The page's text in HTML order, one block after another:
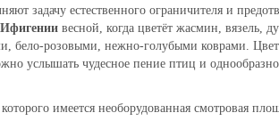
задачу естественного ограничителя и
Ифигении весной, когда цветёт жасмин, вязель,
бело-розовыми, нежно-голубыми коврами.
услышать чудесное пение птиц и
имеется необорудованная смотровая